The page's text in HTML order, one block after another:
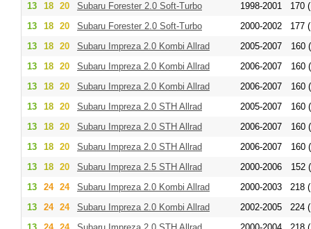
13
18 20 Subaru Forester 2.0 Soft-Turbo 1998-2001
170
13
18 20 Subaru Forester 2.0 Soft-Turbo 2000-2002
177
13
18 20 Subaru Impreza 2.0 Kombi Allrad 2005-2007
160
13
18 20 Subaru Impreza 2.0 Kombi Allrad 2006-2007
160
13
18 20 Subaru Impreza 2.0 Kombi Allrad 2006-2007
160
13
18 20 Subaru Impreza 2.0 STH Allrad 2005-2007
160
13
18 20 Subaru Impreza 2.0 STH Allrad 2006-2007
160
13
18 20 Subaru Impreza 2.0 STH Allrad 2006-2007
160
13
18 20 Subaru Impreza 2.5 STH Allrad 2000-2006
152
13
24 24 Subaru Impreza 2.0 Kombi Allrad 2000-2003
218
13
24 24 Subaru Impreza 2.0 Kombi Allrad 2002-2005
224